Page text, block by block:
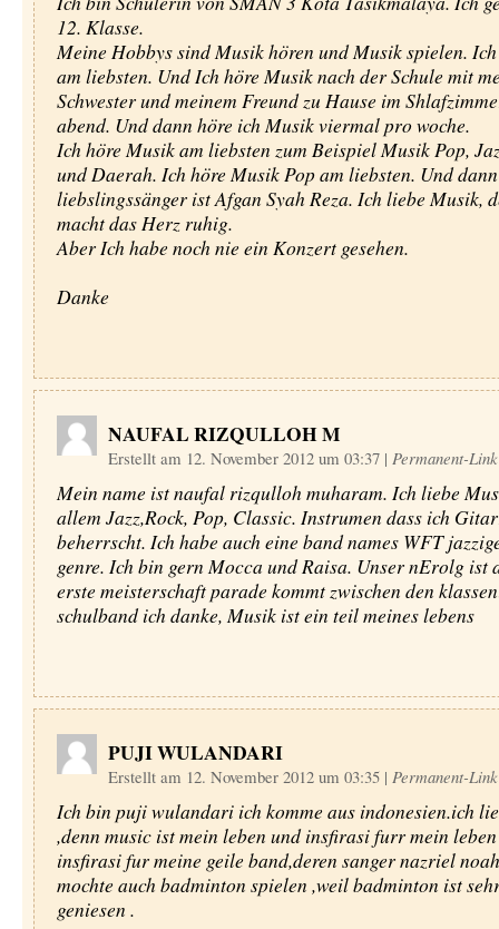
12. Klasse.
Meine Hobbys sind Musik hören und Musik spielen.
am liebsten. Und Ich höre Musik nach der Schule mit
Schwester und meinem Freund zu Hause im
abend. Und dann höre ich Musik viermal pro woche.
Ich höre Musik am liebsten zum Beispiel Musik Pop,
und Daerah. Ich höre Musik Pop am liebsten. Und
liebslingssänger ist Afgan Syah Reza. Ich liebe Musik,
macht das Herz ruhig.
Aber Ich habe noch nie ein Konzert gesehen.
Danke
NAUFAL RIZQULLOH M
Erstellt am 12. November 2012 um 03:37 | Permanent-Link
Mein name ist naufal rizqulloh muharam. Ich liebe
allem Jazz,Rock, Pop, Classic. Instrumen dass ich
beherrscht. Ich habe auch eine band names WFT
genre. Ich bin gern Mocca und Raisa. Unser nErolg ist
erste meisterschaft parade kommt zwischen den
schulband ich danke, Musik ist ein teil meines lebens
PUJI WULANDARI
Erstellt am 12. November 2012 um 03:35 | Permanent-Link
Ich bin puji wulandari ich komme aus indonesien.ich
,denn music ist mein leben und insfirasi furr mein
insfirasi fur meine geile band,deren sanger nazriel
mochte auch badminton spielen ,weil badminton ist
geniesen .